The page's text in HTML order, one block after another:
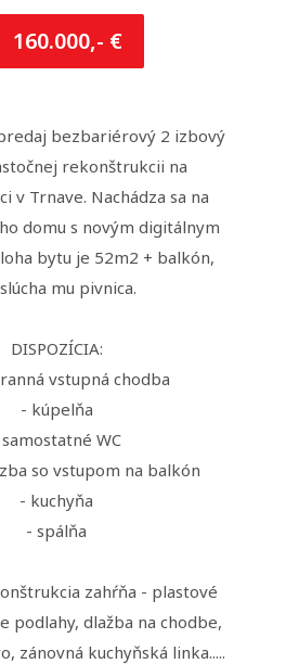
160.000,- €
bezbariérový 2 izbový
rekonštrukcii na
v Trnave. Nachádza sa na
domu s novým digitálnym
bytu je 52m2 + balkón,
mu pivnica.
DISPOZÍCIA:
vstupná chodba
- kúpelňa
WC
so vstupom na balkón
- kuchyňa
- spálňa
zahŕňa - plastové
podlahy, dlažba na chodbe,
zánovná kuchyňská linka.....